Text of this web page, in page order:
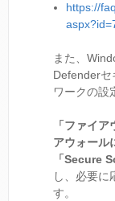
https://
また、
Defenderセ
ワークの設
「ファイ
アウォール
「Secure
し、必要に
す。